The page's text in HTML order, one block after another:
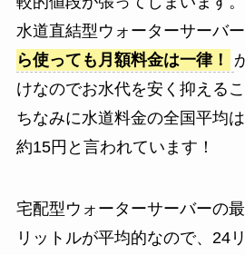
水道直結型ウォーターサーバー
ら使っても月額料金は一律！
けなのでお水代を安く抑えるこ
ちなみに水道料金の全国平均
約15円と言われています！
宅配型ウォーターサーバーの
リットルが平均的なので、24